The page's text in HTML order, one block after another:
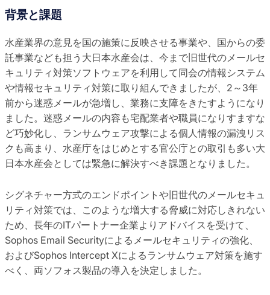
背景と課題
水産業界の意見を国の施策に反映させる事業や、国からの委
託事業なども担う大日本水産会は、今まで旧世代のメールセ
キュリティ対策ソフトウェアを利用して同会の情報システム
や情報セキュリティ対策に取り組んできましたが、2～3年
前から迷惑メールが急増し、業務に支障をきたすようになり
ました。迷惑メールの内容も宅配業者や職員になりすますな
ど巧妙化し、ランサムウェア攻撃による個人情報の漏洩リス
クも高まり、水産庁をはじめとする官公庁との取引も多い大
日本水産会としては緊急に解決すべき課題となりました。
シグネチャー方式のエンドポイントや旧世代のメールセキュ
リティ対策では、このような増大する脅威に対応しきれない
ため、長年のITパートナー企業よりアドバイスを受けて、
Sophos Email Securityによるメールセキュリティの強化、
およびSophos Intercept Xによるランサムウェア対策を施す
べく、両ソフォス製品の導入を決定しました。